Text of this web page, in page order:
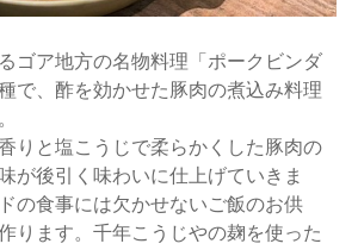
ゴア地方の名物料理「ポークビンダ
で、酢を効かせた豚肉の煮込み料理
りと塩こうじで柔らかくした豚肉の
が後引く味わいに仕上げていきま
の食事には欠かせないご飯のお供
ります。千年こうじやの麹を使った